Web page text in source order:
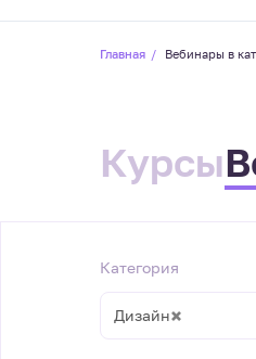
Главная Вебинары в
Курсы
Категория
×
Дизайн